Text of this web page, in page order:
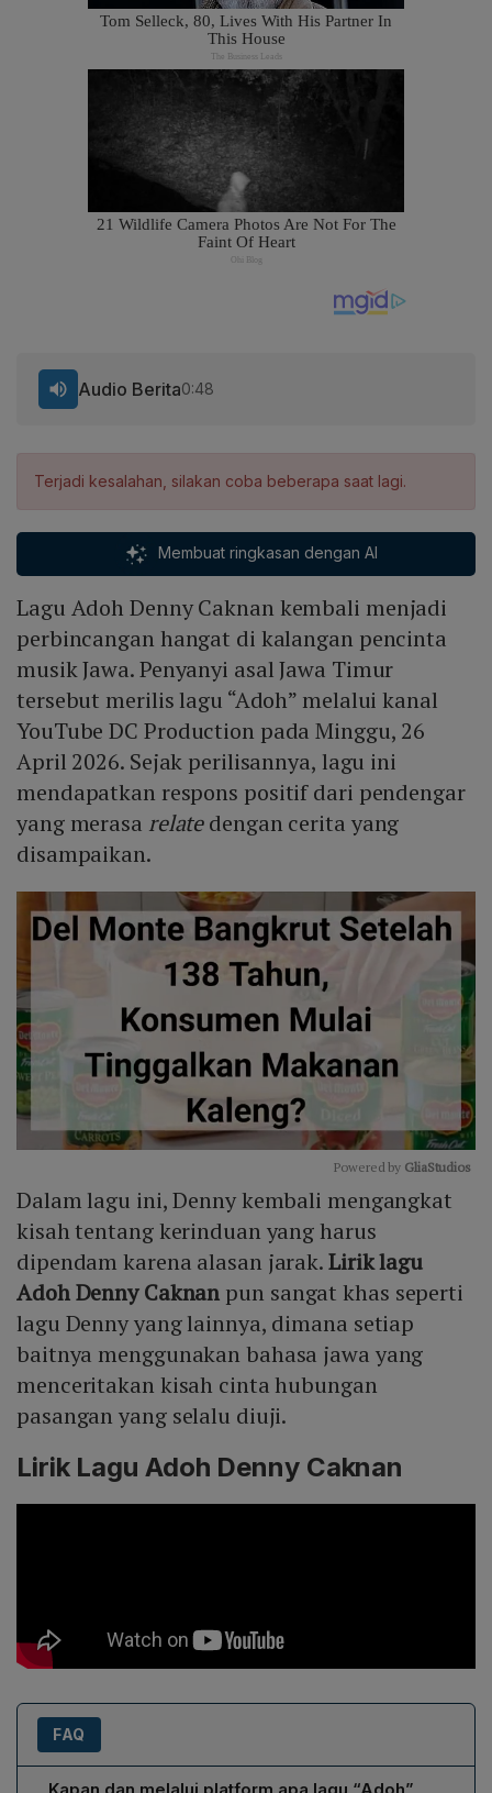
Terjadi kesalahan, silakan coba beberapa saat lagi.
Audio Berita0:48
Membuat ringkasan dengan AI
Lagu Adoh Denny Caknan kembali menjadi
perbincangan hangat di kalangan pencinta
musik Jawa. Penyanyi asal Jawa Timur
tersebut merilis lagu “Adoh” melalui kanal
YouTube DC Production pada Minggu, 26
April 2026. Sejak perilisannya, lagu ini
mendapatkan respons positif dari pendengar
yang merasa relatedengan cerita yang
disampaikan.
Mute
Powered by GliaStudios
Dalam lagu ini, Denny kembali mengangkat
kisah tentang kerinduan yang harus
dipendam karena alasan jarak.Lirik lagu
Adoh Denny Caknan pun sangat khas seperti
lagu Denny yang lainnya, dimana setiap
baitnya menggunakan bahasa jawa yang
menceritakan kisah cinta hubungan
pasangan yang selalu diuji.
Lirik Lagu Adoh Denny Caknan
FAQ